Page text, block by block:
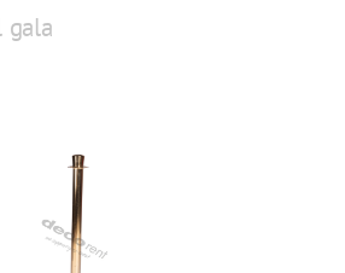
gala